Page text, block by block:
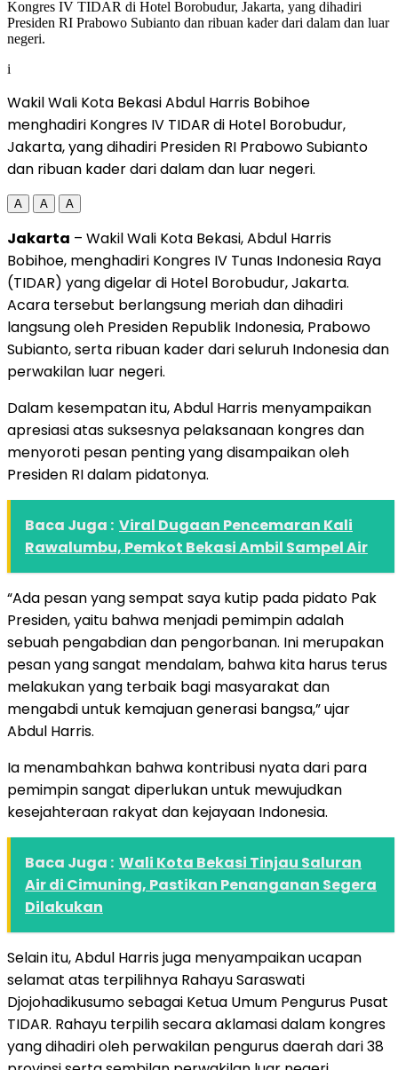
i
Wakil Wali Kota Bekasi Abdul Harris Bobihoe
menghadiri Kongres IV TIDAR di Hotel Borobudur,
Jakarta, yang dihadiri Presiden RI Prabowo Subianto
dan ribuan kader dari dalam dan luar negeri.
A A A
Jakarta – Wakil Wali Kota Bekasi, Abdul Harris
Bobihoe, menghadiri Kongres IV Tunas Indonesia Raya
(TIDAR) yang digelar di Hotel Borobudur, Jakarta.
Acara tersebut berlangsung meriah dan dihadiri
langsung oleh Presiden Republik Indonesia, Prabowo
Subianto, serta ribuan kader dari seluruh Indonesia dan
perwakilan luar negeri.
Dalam kesempatan itu, Abdul Harris menyampaikan
apresiasi atas suksesnya pelaksanaan kongres dan
menyoroti pesan penting yang disampaikan oleh
Presiden RI dalam pidatonya.
Baca Juga : Viral Dugaan Pencemaran Kali
Rawalumbu, Pemkot Bekasi Ambil Sampel Air
“Ada pesan yang sempat saya kutip pada pidato Pak
Presiden, yaitu bahwa menjadi pemimpin adalah
sebuah pengabdian dan pengorbanan. Ini merupakan
pesan yang sangat mendalam, bahwa kita harus terus
melakukan yang terbaik bagi masyarakat dan
mengabdi untuk kemajuan generasi bangsa,” ujar
Abdul Harris.
Ia menambahkan bahwa kontribusi nyata dari para
pemimpin sangat diperlukan untuk mewujudkan
kesejahteraan rakyat dan kejayaan Indonesia.
Baca Juga : Wali Kota Bekasi Tinjau Saluran
Air di Cimuning, Pastikan Penanganan Segera
Dilakukan
Selain itu, Abdul Harris juga menyampaikan ucapan
selamat atas terpilihnya Rahayu Saraswati
Djojohadikusumo sebagai Ketua Umum Pengurus Pusat
TIDAR. Rahayu terpilih secara aklamasi dalam kongres
yang dihadiri oleh perwakilan pengurus daerah dari 38